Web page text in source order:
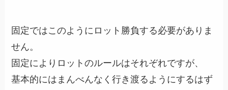
固定ではこのようにロット勝負する必要がありま
せん。
固定によりロットのルールはそれぞれですが、
基本的にはまんべんなく行き渡るようにするはず